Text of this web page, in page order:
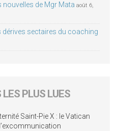
nouvelles de Mgr Mata août 6,
dérives sectaires du coaching
PLUS LUES
Saint-Pie X : le Vatican